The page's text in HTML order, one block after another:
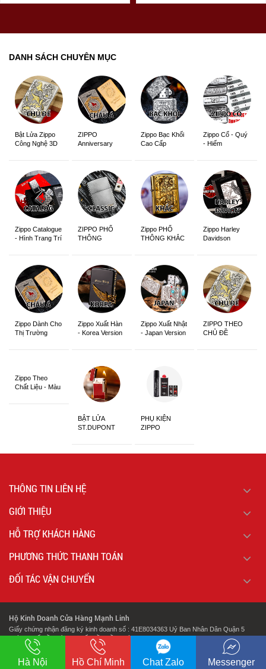
DANH SÁCH CHUYÊN MỤC
Bật Lửa Zippo
Công Nghệ 3D
ZIPPO
Anniversary
Zippo Bạc Khối
Cao Cấp
Zippo Cổ - Quý
- Hiếm
Zippo Catalogue
- Hình Trang Trí
ZIPPO PHỔ
THÔNG
Zippo PHỔ
THÔNG KHẮC
Zippo Harley
Davidson
Zippo Dành Cho
Thị Trường
Zippo Xuất Hàn
- Korea Version
Zippo Xuất Nhật
- Japan Version
ZIPPO THEO
CHỦ ĐỀ
Zippo Theo
Chất Liệu - Màu
BẬT LỬA
ST.DUPONT
PHỤ KIỆN
ZIPPO
THÔNG TIN LIÊN HỆ
GIỚI THIỆU
HỖ TRỢ KHÁCH HÀNG
PHƯƠNG THỨC THANH TOÁN
ĐỐI TÁC VẬN CHUYỂN
Hộ Kinh Doanh Cửa Hàng Mạnh Linh
Giấy chứng nhận đăng ký kinh doanh số : 41E8034363 Uỷ Ban Nhân Dân Quận 5
Thành Phố Hồ Chí Minh Cấp Lần Đầu Ngày : 07/02/2018.
Địa chỉ: 127 Cao Đạt Phường 1 Quận 5 Thành Phố Hồ Chí Minh
Hà Nội Hồ Chí Minh Chat Zalo Messenger